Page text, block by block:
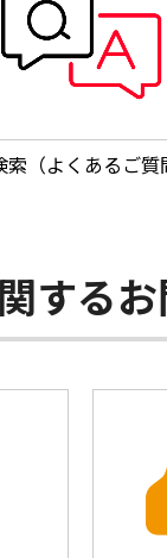
索（よくあるご質
する